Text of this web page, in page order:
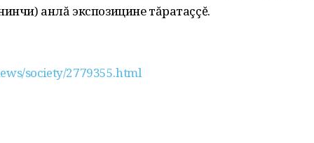
анлă экспозицине тăратаççĕ.
society/2779355.html